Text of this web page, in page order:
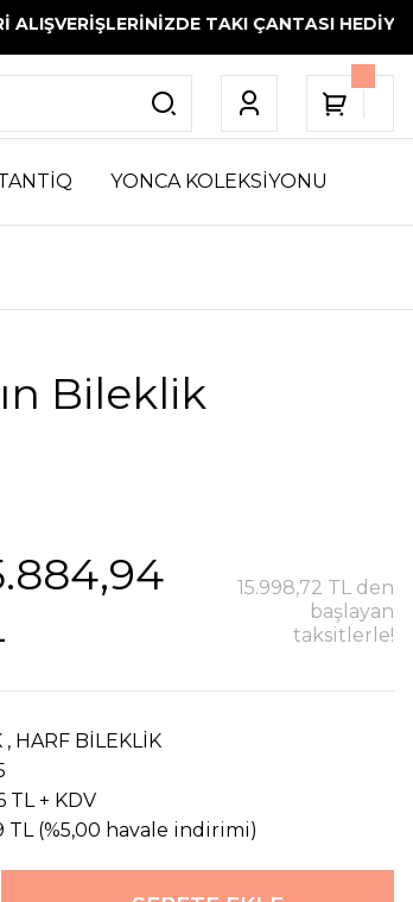
TAKI ÇANTASI HEDİYE
YONCA KOLEKSİYONU
Bileklik
15.998,72 TL den
başlayan
taksitlerle!
, HARF BİLEKLİK
TL + KDV
TL (%5,00 havale indirimi)